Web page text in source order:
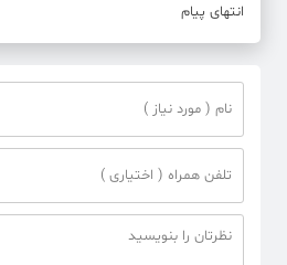
انتهای پیام